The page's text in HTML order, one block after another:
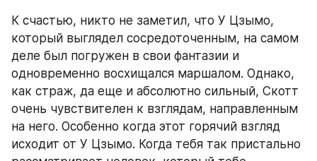
К счастью, никто не заметил, что У Цзымо,
который выглядел сосредоточенным, на самом
деле был погружен в свои фантазии и
одновременно восхищался маршалом. Однако,
как страж, да еще и абсолютно сильный, Скотт
очень чувствителен к взглядам, направленным
на него. Особенно когда этот горячий взгляд
исходит от У Цзымо. Когда тебя так пристально